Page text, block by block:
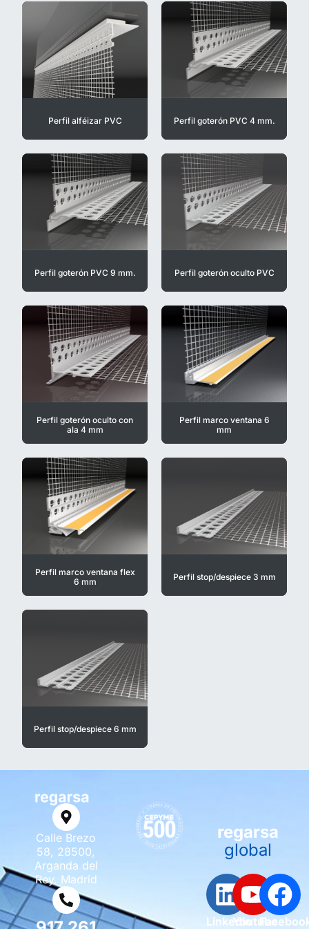
Perfil alféizar PVC Perfil goterón PVC 4 mm.
Perfil goterón PVC 9 mm. Perfil goterón oculto PVC
Perfil goterón oculto con
ala 4 mm
Perfil marco ventana 6
mm
Perfil marco ventana flex
6 mm
Perfil stop/despiece 3 mm
Perfil stop/despiece 6 mm
Calle Brezo
58, 28500,
Arganda del
Rey. Madrid
regarsa
global
LinkedinYoutube